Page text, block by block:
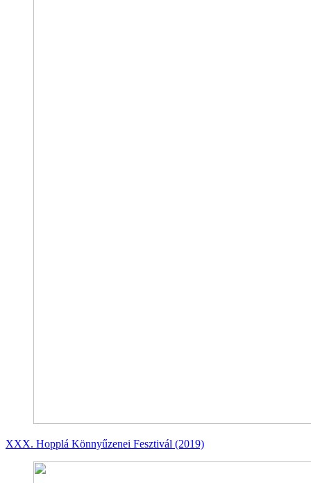
XXX. Hopplá Könnyűzenei Fesztivál (2019)